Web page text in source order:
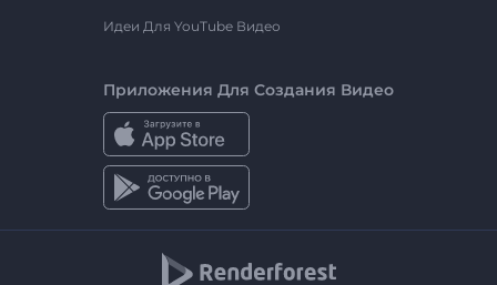
Идеи Для YouTube Видео
Приложения Для Создания Видео